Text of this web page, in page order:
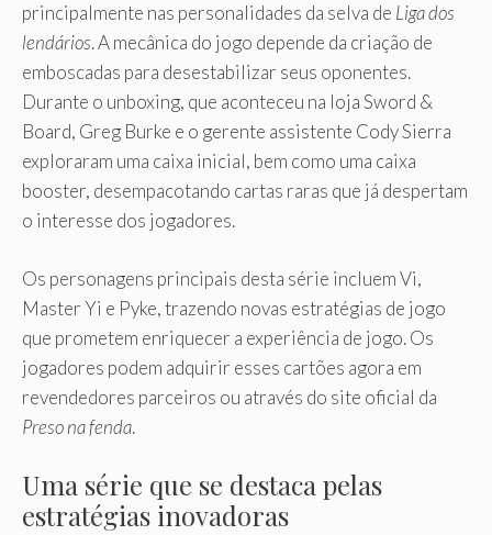
principalmente nas personalidades da selva de Liga dos
lendários. A mecânica do jogo depende da criação de
emboscadas para desestabilizar seus oponentes.
Durante o unboxing, que aconteceu na loja Sword &
Board, Greg Burke e o gerente assistente Cody Sierra
exploraram uma caixa inicial, bem como uma caixa
booster, desempacotando cartas raras que já despertam
o interesse dos jogadores.
Os personagens principais desta série incluem Vi,
Master Yi e Pyke, trazendo novas estratégias de jogo
que prometem enriquecer a experiência de jogo. Os
jogadores podem adquirir esses cartões agora em
revendedores parceiros ou através do site oficial da
Preso na fenda.
Uma série que se destaca pelas
estratégias inovadoras